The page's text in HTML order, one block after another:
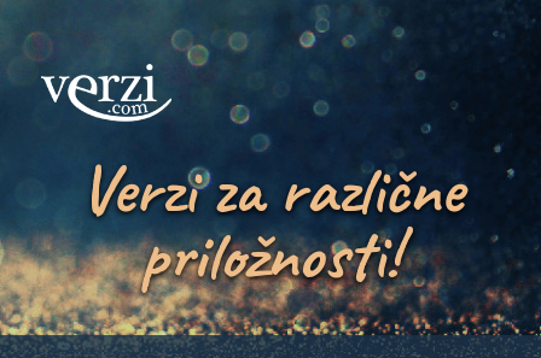
Verzi za različne
priložnosti!